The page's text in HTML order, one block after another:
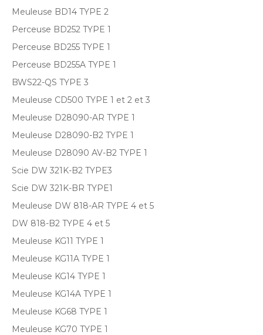
Meuleuse BD14 TYPE 2
Perceuse BD252 TYPE 1
Perceuse BD255 TYPE 1
Perceuse BD255A TYPE 1
BWS22-QS TYPE 3
Meuleuse CD500 TYPE 1 et 2 et 3
Meuleuse D28090-AR TYPE 1
Meuleuse D28090-B2 TYPE 1
Meuleuse D28090 AV-B2 TYPE 1
Scie DW 321K-B2 TYPE3
Scie DW 321K-BR TYPE1
Meuleuse DW 818-AR TYPE 4 et 5
DW 818-B2 TYPE 4 et 5
Meuleuse KG11 TYPE 1
Meuleuse KG11A TYPE 1
Meuleuse KG14 TYPE 1
Meuleuse KG14A TYPE 1
Meuleuse KG68 TYPE 1
Meuleuse KG70 TYPE 1